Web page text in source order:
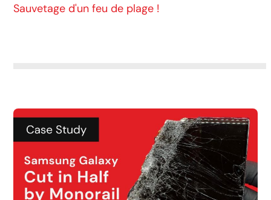
Sauvetage d'un feu de plage !